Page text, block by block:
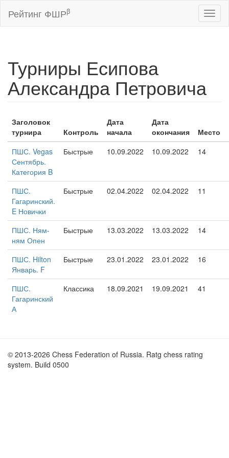
Рейтинг ФШРβ
Турниры Есипова
Александра Петровича
Заголовок
турнира
Контроль
Дата
начала
Дата
окончания
Место
ПШС. Vegas
Сентябрь.
Категория B
Быстрые 10.09.2022 10.09.2022 14
ПШС.
Гагаринский.
E Новички
Быстрые 02.04.2022 02.04.2022 11
ПШС. Ням-
ням Опен
Быстрые 13.03.2022 13.03.2022 14
ПШС. Hilton
Январь. F
Быстрые 23.01.2022 23.01.2022 16
ПШС.
Гагаринский
А
Классика 18.09.2021 19.09.2021 41
© 2013-2026 Chess Federation of Russia. Ratg chess rating
system. Build 0500